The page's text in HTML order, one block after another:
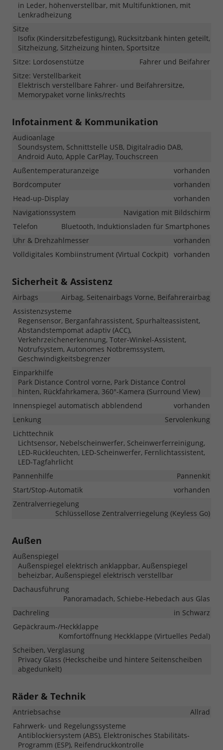
in Leder, höhenverstellbar, mit Multifunktionen, mit
Lenkradheizung
Sitze
Isofix (Kindersitzbefestigung), Rücksitzbank hinten geteilt,
Sitzheizung, Sitzheizung hinten, Sportsitze
Sitze: Lordosenstütze
Fahrer und Beifahrer
Sitze: Verstellbarkeit
Elektrisch verstellbare Fahrer- und Beifahrersitze,
Memorypaket vorne links/rechts
Infotainment & Kommunikation
Audioanlage
Soundsystem, Schnittstelle USB, Digitalradio DAB,
Android Auto, Apple CarPlay, Touchscreen
Außentemperaturanzeige
vorhanden
Bordcomputer
vorhanden
Head-up-Display
vorhanden
Navigationssystem
Navigation mit Bildschirm
Telefon
Bluetooth, Induktionsladen für Smartphones
Uhr & Drehzahlmesser
vorhanden
Volldigitales Kombiinstrument (Virtual Cockpit) vorhanden
Sicherheit & Assistenz
Airbags
Airbag, Seitenairbags Vorne, Beifahrerairbag
Assistenzsysteme
Regensensor, Berganfahrassistent, Spurhalteassistent,
Abstandstempomat adaptiv (ACC),
Verkehrzeichenerkennung, Toter-Winkel-Assistent,
Notrufsystem, Autonomes Notbremssystem,
Geschwindigkeitsbegrenzer
Einparkhilfe
Park Distance Control vorne, Park Distance Control
hinten, Rückfahrkamera, 360°-Kamera (Surround View)
Innenspiegel automatisch abblendend
vorhanden
Lenkung
Servolenkung
Lichttechnik
Lichtsensor, Nebelscheinwerfer, Scheinwerferreinigung,
LED-Rückleuchten, LED-Scheinwerfer, Fernlichtassistent,
LED-Tagfahrlicht
Pannenhilfe
Pannenkit
Start/Stop-Automatik
vorhanden
Zentralverriegelung
Schlüssellose Zentralverriegelung (Keyless Go)
Außen
Außenspiegel
Außenspiegel elektrisch anklappbar, Außenspiegel
beheizbar, Außenspiegel elektrisch verstellbar
Dachausführung
Panoramadach, Schiebe-Hebedach aus Glas
Dachreling
in Schwarz
Gepäckraum-/Heckklappe
Komfortöffnung Heckklappe (Virtuelles Pedal)
Scheiben, Verglasung
Privacy Glass (Heckscheibe und hintere Seitenscheiben
abgedunkelt)
Räder & Technik
Antriebsachse
Allrad
Fahrwerk- und Regelungssysteme
Antiblockiersystem (ABS), Elektronisches Stabilitäts-
Programm (ESP), Reifendruckkontrolle